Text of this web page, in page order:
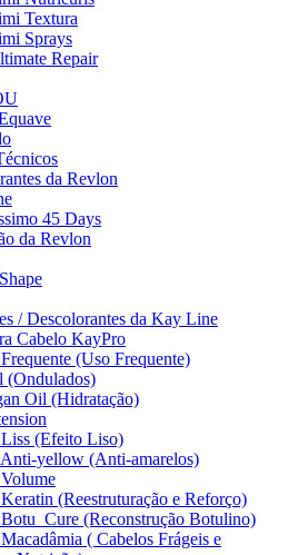
Textura
Sprays
Repair
da Revlon
45 Days
da Revlon
/ Descolorantes da Kay Line
Cabelo KayPro
(Uso Frequente)
(Ondulados)
Oil (Hidratação)
(Efeito Liso)
yellow (Anti-amarelos)
(Reestruturação e Reforço)
(Reconstrução Botulino)
( Cabelos Frágeis e